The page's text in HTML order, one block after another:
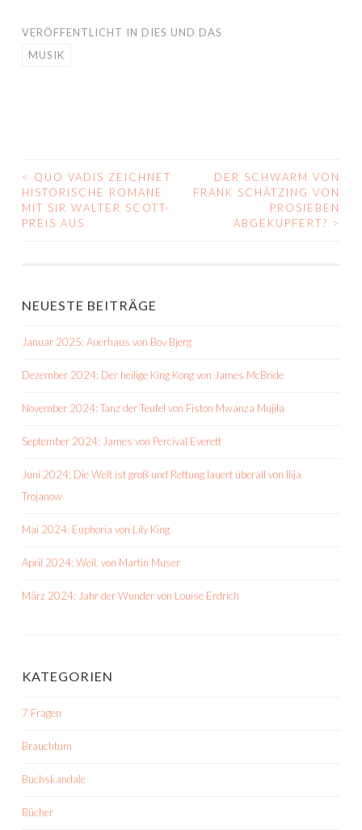
VERÖFFENTLICHT IN DIES UND DAS
MUSIK
BEITRAGS-
NAVIGATION
<
QUO VADIS ZEICHNET
HISTORISCHE ROMANE
MIT SIR WALTER SCOTT-
PREIS AUS
DER SCHWARM VON
FRANK SCHÄTZING VON
PROSIEBEN
ABGEKUPFERT? >
NEUESTE BEITRÄGE
Januar 2025: Auerhaus von Bov Bjerg
Dezember 2024: Der heilige King Kong von James McBride
November 2024: Tanz der Teufel von Fiston Mwanza Mujila
September 2024: James von Percival Everett
Juni 2024: Die Welt ist groß und Rettung lauert überall von Ilija
Trojanow
Mai 2024: Euphoria von Lily King
April 2024: Weil. von Martin Muser
März 2024: Jahr der Wunder von Louise Erdrich
KATEGORIEN
7 Fragen
Brauchtum
Buchskandale
Bücher